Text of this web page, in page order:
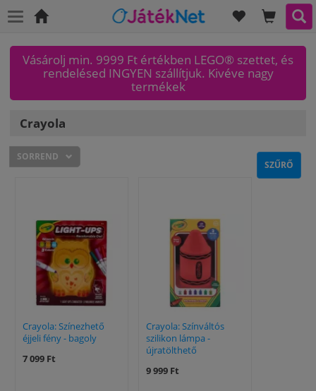
Főoldal
Vásárolj min. 9999 Ft értékben LEGO® szettet, és
rendelésed INGYEN szállítjuk. Kivéve nagy
termékek
Crayola
SZŰRŐ
SORREND
Crayola: Színezhető
éjjeli fény - bagoly
7 099 Ft
Crayola: Színváltós
szilikon lámpa -
újratölthető
9 999 Ft